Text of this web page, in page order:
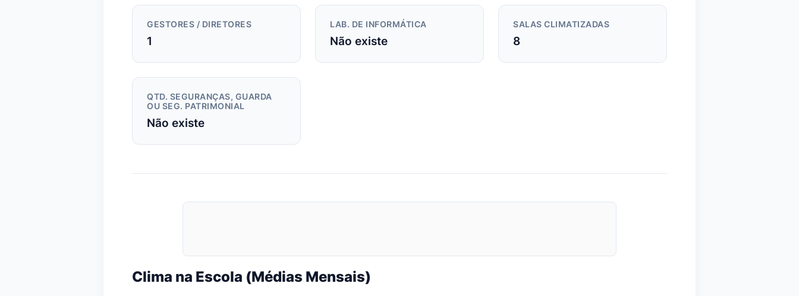
GESTORES / DIRETORES
1
LAB. DE INFORMÁTICA
Não existe
SALAS CLIMATIZADAS
8
QTD. SEGURANÇAS, GUARDA
OU SEG. PATRIMONIAL
Não existe
Clima na Escola (Médias Mensais)